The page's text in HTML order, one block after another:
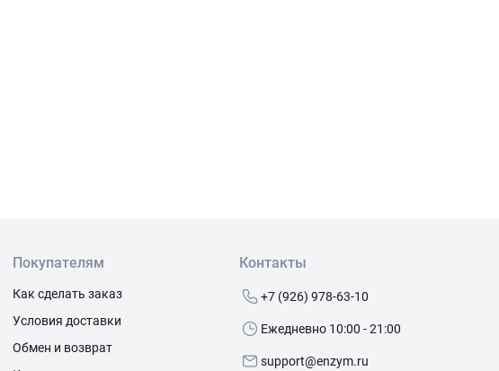
Покупателям
Как сделать заказ
Условия доставки
Обмен и возврат
Контакты
+7 (926) 978-63-10
Ежедневно 10:00 - 21:00
support@enzym.ru